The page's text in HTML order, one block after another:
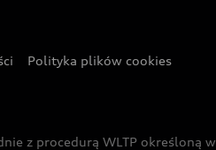
Polityka plików cookies
z procedurą WLTP określoną w